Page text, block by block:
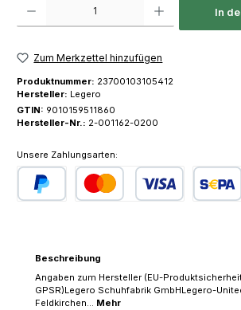
In
Zum Merkzettel hinzufügen
Produktnummer: 23700103105412
Hersteller: Legero
GTIN: 9010159511860
Hersteller-Nr.: 2-001162-0200
Unsere Zahlungsarten:
Beschreibung
Angaben zum Hersteller (EU-
GPSR)Legero Schuhfabrik GmbHLegero-
Feldkirchen… Mehr